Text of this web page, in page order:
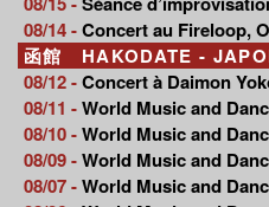
08/14 -Concert au Fireloop,
函館 HAKODATE -
08/12 -Concert à Daimon
08/11 -World Music and
08/10 -World Music and
08/09 -World Music and
08/07 -World Music and